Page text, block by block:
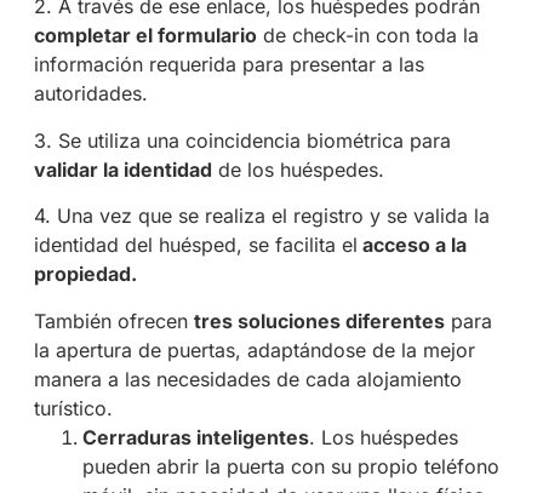
2. A través de ese enlace, los huéspedes podrán
completar el formulariode check-in con toda la
información requerida para presentar a las
autoridades.
3. Se utiliza una coincidencia biométrica para
validar la identidad de los huéspedes.
4. Una vez que se realiza el registro y se valida la
identidad del huésped, se facilita el acceso a la
propiedad.
También ofrecen tres soluciones diferentespara
la apertura de puertas, adaptándose de la mejor
manera a las necesidades de cada alojamiento
turístico.
Cerraduras inteligentes. Los huéspedes
pueden abrir la puerta con su propio teléfono